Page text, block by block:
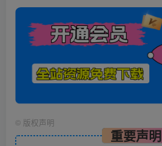
© 版权声明
重要声明